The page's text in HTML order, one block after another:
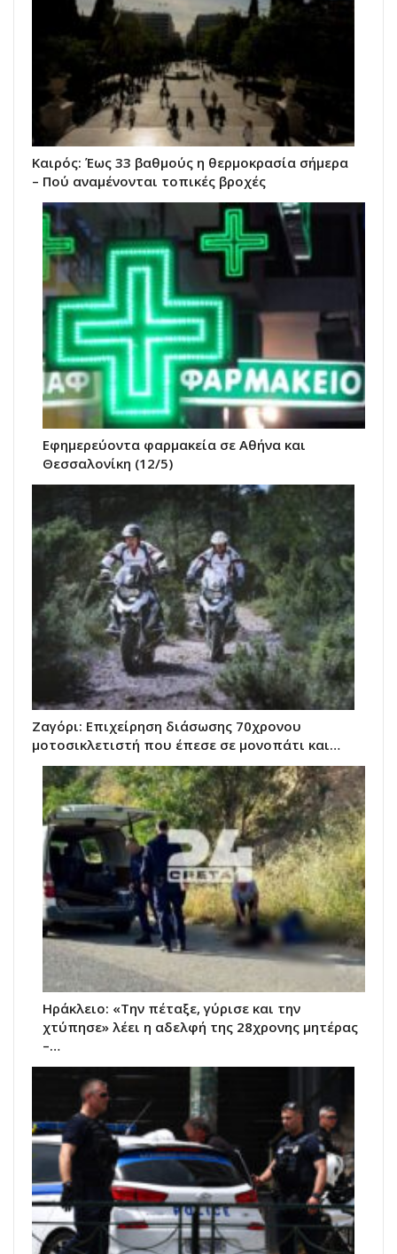
Καιρός: Έως 33 βαθμούς η θερμοκρασία σήμερα
– Πού αναμένονται τοπικές βροχές
Εφημερεύοντα φαρμακεία σε Αθήνα και
Θεσσαλονίκη (12/5)
Ζαγόρι: Επιχείρηση διάσωσης 70χρονου
μοτοσικλετιστή που έπεσε σε μονοπάτι και…
Ηράκλειο: «Την πέταξε, γύρισε και την
χτύπησε» λέει η αδελφή της 28χρονης μητέρας
–…